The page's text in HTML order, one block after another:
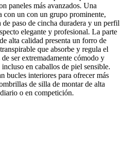
paneles más avanzados. Una
con un con un grupo prominente,
de paso de cincha duradera y un perfil
elegante y profesional. La parte
alta calidad presenta un forro de
que absorbe y regula el
ser extremadamente cómodo y
en caballos de piel sensible.
bucles interiores para ofrecer más
de silla de montar de alta
o en competición.